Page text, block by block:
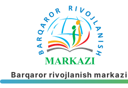
Barqaror rivojlanish markazi